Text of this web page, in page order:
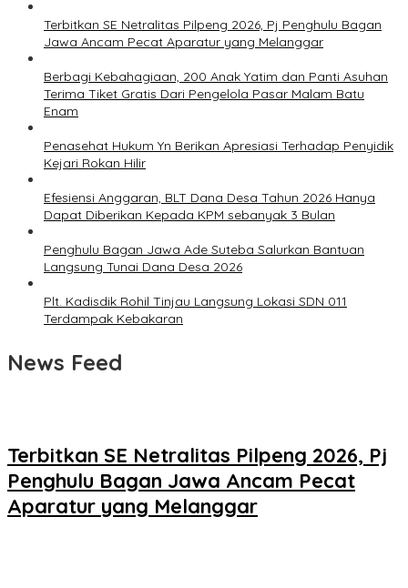
Terbitkan SE Netralitas Pilpeng 2026, Pj Penghulu Bagan
Jawa Ancam Pecat Aparatur yang Melanggar
Berbagi Kebahagiaan, 200 Anak Yatim dan Panti Asuhan
Terima Tiket Gratis Dari Pengelola Pasar Malam Batu
Enam
Penasehat Hukum Yn Berikan Apresiasi Terhadap Penyidik
Kejari Rokan Hilir
Efesiensi Anggaran, BLT Dana Desa Tahun 2026 Hanya
Dapat Diberikan Kepada KPM sebanyak 3 Bulan
Penghulu Bagan Jawa Ade Suteba Salurkan Bantuan
Langsung Tunai Dana Desa 2026
Plt. Kadisdik Rohil Tinjau Langsung Lokasi SDN 011
Terdampak Kebakaran
News Feed
Terbitkan SE Netralitas Pilpeng 2026, Pj
Penghulu Bagan Jawa Ancam Pecat
Aparatur yang Melanggar